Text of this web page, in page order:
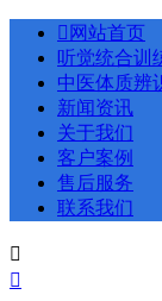
 网站首页
听觉统合训
中医体质辨
新闻资讯
关于我们
客户案例
售后服务
联系我们

